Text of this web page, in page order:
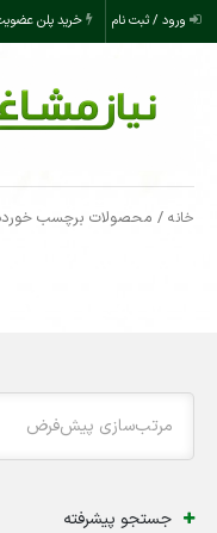
ورود / ثبت نام خرید پلن
خانه / محصولات برچسب
مرتب‌سازی پیش‌فرض
جستجو پیشرفته